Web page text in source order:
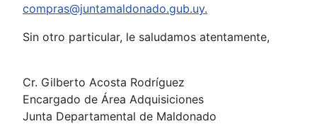
compras@juntamaldonado.gub.uy.
Sin otro particular, le saludamos atentamente,
Cr. Gilberto Acosta Rodríguez
Encargado de Área Adquisiciones
Junta Departamental de Maldonado